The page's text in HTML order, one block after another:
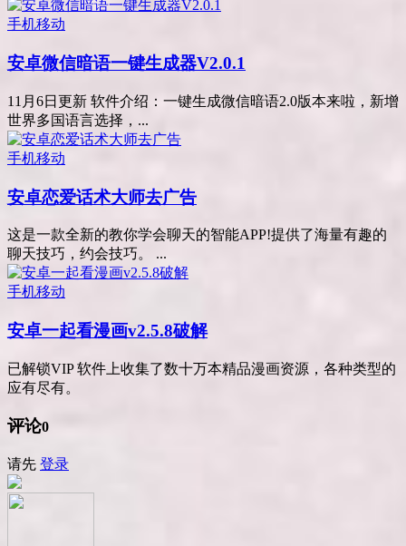
手机移动
安卓微信暗语一键生成器V2.0.1
11月6日更新 软件介绍：一键生成微信暗语2.0版本来啦，新增
世界多国语言选择，...
手机移动
安卓恋爱话术大师去广告
这是一款全新的教你学会聊天的智能APP!提供了海量有趣的
聊天技巧，约会技巧。 ...
手机移动
安卓一起看漫画v2.5.8破解
已解锁VIP 软件上收集了数十万本精品漫画资源，各种类型的
应有尽有。
评论0
请先 登录